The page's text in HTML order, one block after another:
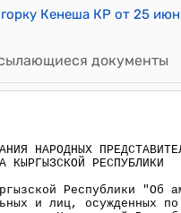
документы